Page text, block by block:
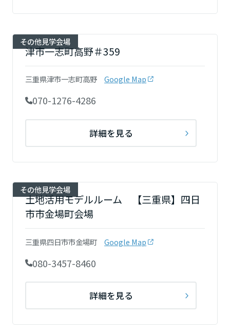
その他見学会場
津市一志町高野＃359
三重県津市一志町高野 Google Map
070-1276-4286
詳細を見る
その他見学会場
土地活用モデルルーム 【三重県】四日
市市金場町会場
三重県四日市市金場町 Google Map
080-3457-8460
詳細を見る
奈良県
鳥取県
岡山県
広島県